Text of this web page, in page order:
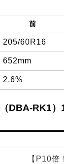
前
205/60R16
652mm
2.6%
DBA-RK1）
【P10